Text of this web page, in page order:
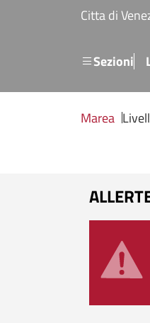
Salta al contenuto
Citta di
Sezioni
Marea